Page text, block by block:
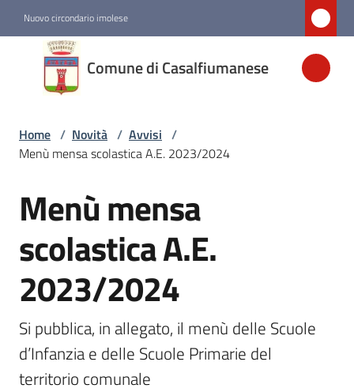
Nuovo circondario imolese
Comune di Casalfiumanese
Comune di
Casalfiumanese
Amministrazione
Menu selezionato
Servizi
Vivere
Home / Novità / Avvisi /
Menù mensa scolastica A.E. 2023/2024
Salta al contenuto
Menù mensa
scolastica A.E.
2023/2024
Si pubblica, in allegato, il menù delle Scuole
d’Infanzia e delle Scuole Primarie del
territorio comunale